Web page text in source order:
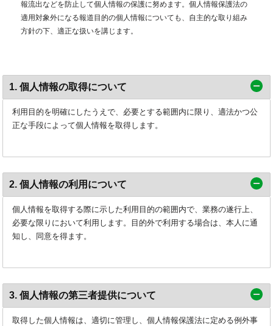
報流出などを防止して個人情報の保護に努めます。個人情報保護法の
適用対象外になる報道目的の個人情報についても、自主的な取り組み
方針の下、適正な扱いを講じます。
1. 個人情報の取得について
利用目的を明確にしたうえで、必要とする範囲内に限り、適法かつ公
正な手段によって個人情報を取得します。
2. 個人情報の利用について
個人情報を取得する際に示した利用目的の範囲内で、業務の遂行上、
必要な限りにおいて利用します。目的外で利用する場合は、本人に通
知し、同意を得ます。
3. 個人情報の第三者提供について
取得した個人情報は、適切に管理し、個人情報保護法に定める例外事